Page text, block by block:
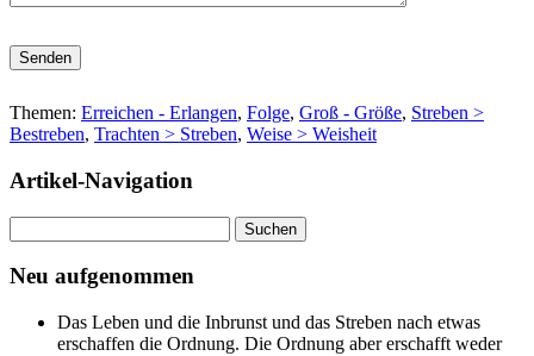
Bitte lasse dieses Feld leer.
Themen: Erreichen - Erlangen, Folge, Groß - Größe, Streben >
Bestreben, Trachten > Streben, Weise > Weisheit
Artikel-Navigation
nach:
Neu aufgenommen
Das Leben und die Inbrunst und das Streben nach etwas
erschaffen die Ordnung. Die Ordnung aber erschafft weder